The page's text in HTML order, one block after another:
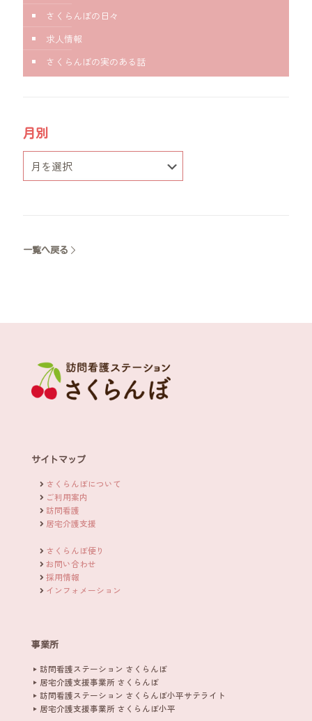
さくらんぼの日々
求人情報
さくらんぼの実のある話
月別
一覧へ戻る
サイトマップ
さくらんぼについて
ご利用案内
訪問看護
居宅介護支援
さくらんぼ便り
お問い合わせ
採用情報
インフォメーション
事業所
訪問看護ステーション さくらんぼ
居宅介護支援事業所 さくらんぼ
訪問看護ステーション さくらんぼ小平サテライト
居宅介護支援事業所 さくらんぼ小平